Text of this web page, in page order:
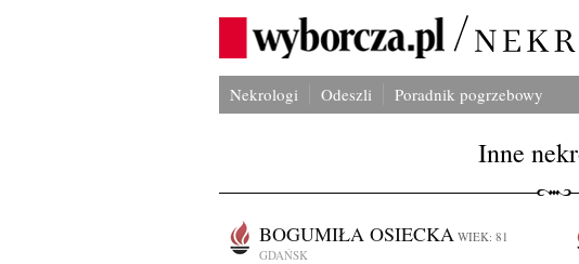
Nekrologi Odeszli Poradnik pogrzebowy
Inne
BOGUMIŁA OSIECKA WIEK: 81
GDAŃSK